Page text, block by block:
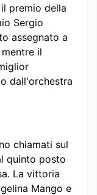
premio della
Sergio
assegnato a
il
dall'orchestra
chiamati sul
quinto posto
La vittoria
Mango e